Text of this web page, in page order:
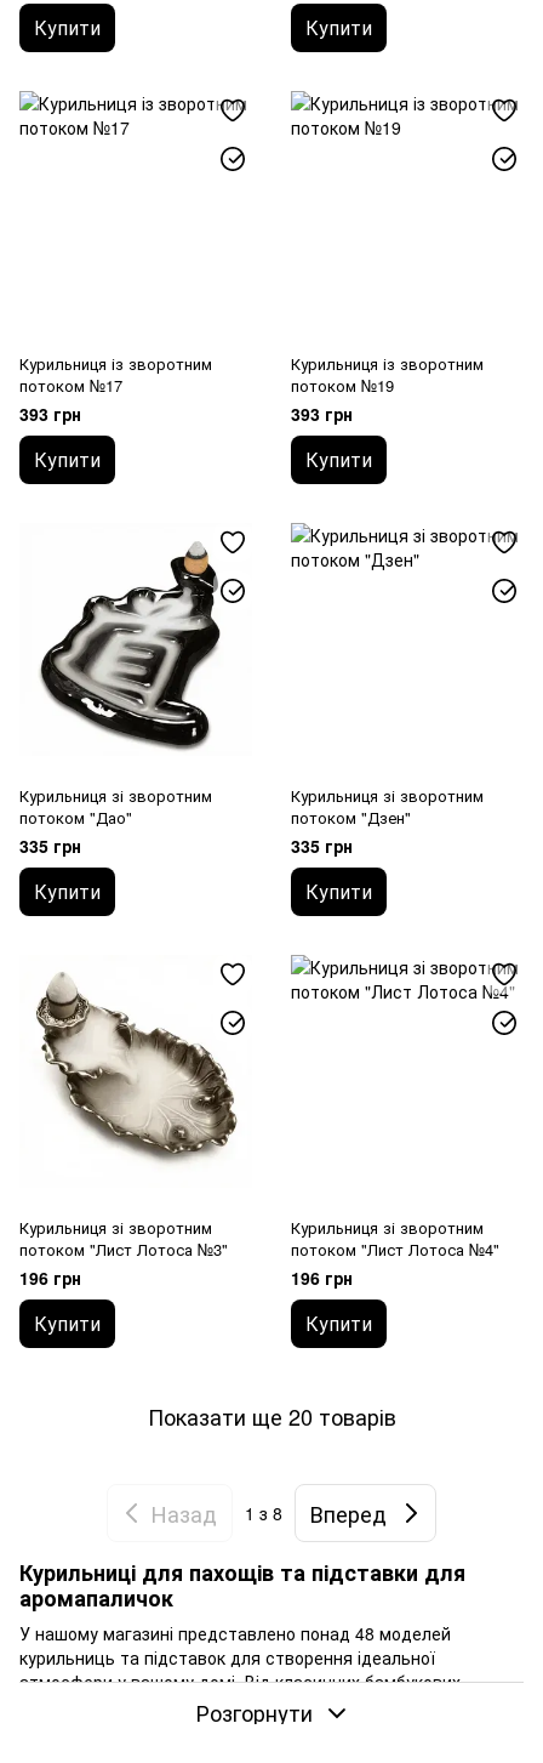
Купити Купити
Курильниця із зворотним
потоком №17
393 грн
Купити
Курильниця із зворотним
потоком №19
393 грн
Купити
Курильниця зі зворотним
потоком "Дао"
335 грн
Купити
Курильниця зі зворотним
потоком "Дзен"
335 грн
Купити
Курильниця зі зворотним
потоком "Лист Лотоса №3"
196 грн
Купити
Курильниця зі зворотним
потоком "Лист Лотоса №4"
196 грн
Купити
Показати ще 20 товарів
Назад 1 з 8
Вперед
Курильниці для пахощів та підставки для
аромапаличок
У нашому магазині представлено понад 48 моделей
курильниць та підставок для створення ідеальної
атмосфери у вашому домі. Від класичних бамбукових
тримачів до унікальних курильниць зі зворотним потоком —
кожен знайде ідеальний аксесуар для ароматерапії,
Розгорнути